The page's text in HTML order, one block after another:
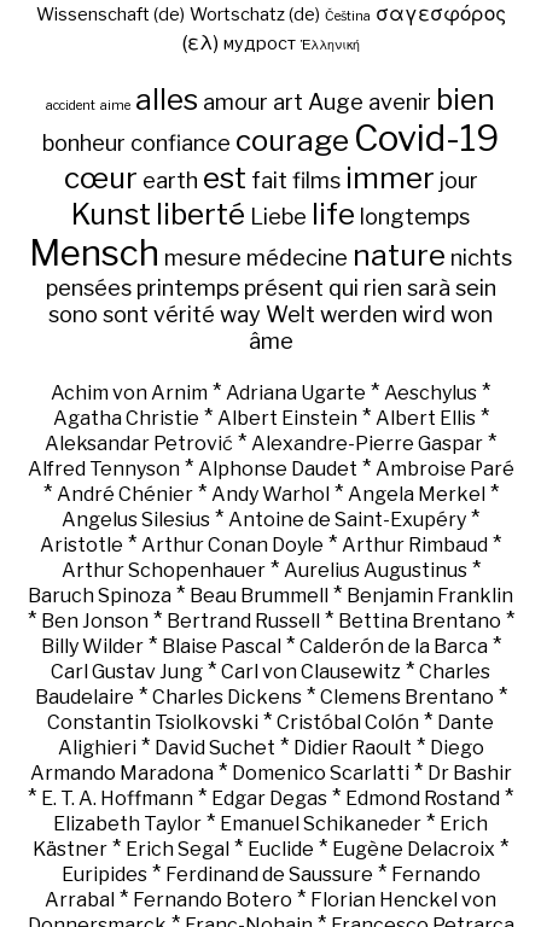
Wissenschaft (de) Wortschatz (de) Čeština σαγεσφόρος
(ελ) мудрост Ἑλληνική
accident aime alles amour art Auge avenir bien
bonheur confiance courage Covid-19
cœur earth est fait films immer jour
Kunst liberté Liebe life longtemps
Mensch mesure médecine nature nichts
pensées printemps présent qui rien sarà sein
sono sont vérité way Welt werden wird won
âme
Achim von Arnim * Adriana Ugarte * Aeschylus *
Agatha Christie * Albert Einstein* Albert Ellis*
Aleksandar Petrović * Alexandre-Pierre Gaspar *
Alfred Tennyson* Alphonse Daudet * Ambroise Paré
* André Chénier* Andy Warhol * Angela Merkel *
Angelus Silesius * Antoine de Saint-Exupéry *
Aristotle * Arthur Conan Doyle * Arthur Rimbaud *
Arthur Schopenhauer* Aurelius Augustinus*
Baruch Spinoza * Beau Brummell * Benjamin Franklin
* Ben Jonson* Bertrand Russell * Bettina Brentano *
Billy Wilder* Blaise Pascal* Calderón de la Barca*
Carl Gustav Jung * Carl von Clausewitz * Charles
Baudelaire * Charles Dickens* Clemens Brentano *
Constantin Tsiolkovski * Cristóbal Colón * Dante
Alighieri* David Suchet * Didier Raoult * Diego
Armando Maradona* Domenico Scarlatti* Dr Bashir
* E. T. A. Hoffmann * Edgar Degas * Edmond Rostand *
Elizabeth Taylor * Emanuel Schikaneder * Erich
Kästner * Erich Segal * Euclide * Eugène Delacroix *
Euripides* Ferdinand de Saussure * Fernando
Arrabal * Fernando Botero * Florian Henckel von